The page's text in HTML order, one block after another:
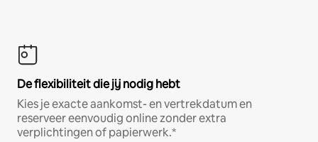
De flexibiliteit die jij nodig hebt
Kies je exacte aankomst- en vertrekdatum en
reserveer eenvoudig online zonder extra
verplichtingen of papierwerk.*